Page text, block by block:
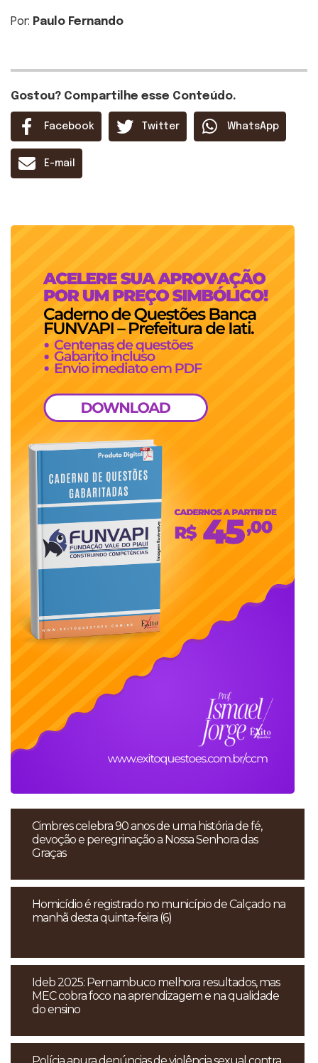
Por: Paulo Fernando
Gostou? Compartilhe esse Conteúdo.
Facebook Twitter WhatsApp
E-mail
Cimbres celebra 90 anos de uma história de fé,
devoção e peregrinação a Nossa Senhora das
Graças
Homicídio é registrado no município de Calçado na
manhã desta quinta-feira (6)
Ideb 2025: Pernambuco melhora resultados, mas
MEC cobra foco na aprendizagem e na qualidade
do ensino
Polícia apura denúncias de violência sexual contra